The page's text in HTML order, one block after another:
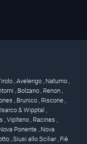
, Avelengo , Naturno ,
, Bolzano , Renon ,
, Brunico , Riscone ,
& Wipptal ,
, Vipiteno , Racines ,
Ponente , Nova
, Siusi allo Sciliar , Fiè